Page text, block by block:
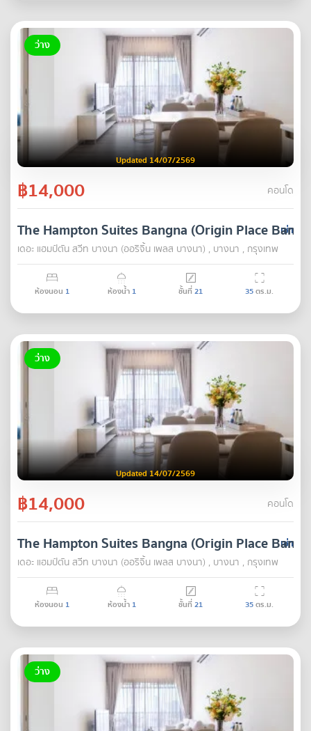
ว่าง
Updated 14/07/2569
฿14,000 คอนโด
เช่า
The Hampton Suites Bangna (Origin Place
เดอะ แฮมป์ตัน สวีท บางนา (ออริจิ้น เพลส บางนา) , บางนา , กรุงเทพ
ห้องนอน 1 ห้องน้ำ 1 ชั้นที่21 35ตร.ม.
ว่าง
Updated 14/07/2569
฿14,000 คอนโด
เช่า
The Hampton Suites Bangna (Origin Place
เดอะ แฮมป์ตัน สวีท บางนา (ออริจิ้น เพลส บางนา) , บางนา , กรุงเทพ
ห้องนอน 1 ห้องน้ำ 1 ชั้นที่21 35ตร.ม.
ว่าง